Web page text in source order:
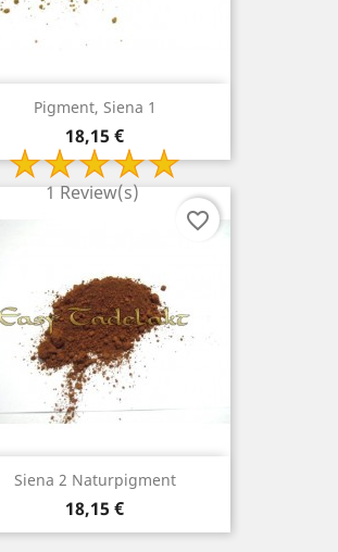
Pigment, Siena 1
Preis
18,15 €
1 Review(s)
Siena 2 Naturpigment
Preis
18,15 €
favorite_border